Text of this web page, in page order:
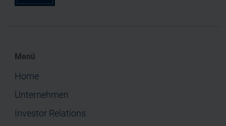
Menü
Home
Unternehmen
Investor Relations